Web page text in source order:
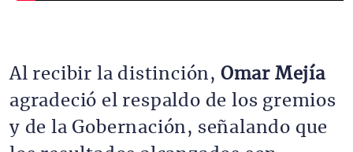
Al recibir la distinción, Omar Mejía
agradeció el respaldo de los gremios
y de la Gobernación, señalando que